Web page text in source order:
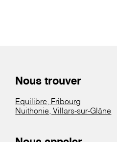
Nous trouver
Equilibre, Fribourg
Nuithonie, Villars-sur-Glâne